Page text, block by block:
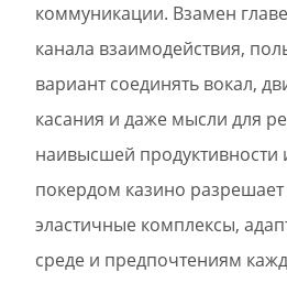
коммуникации. Взамен
канала взаимодействия,
вариант соединять вокал,
касания и даже мысли для
наивысшей продуктивности
покердом казино разрешает
эластичные комплексы,
среде и предпочтениям